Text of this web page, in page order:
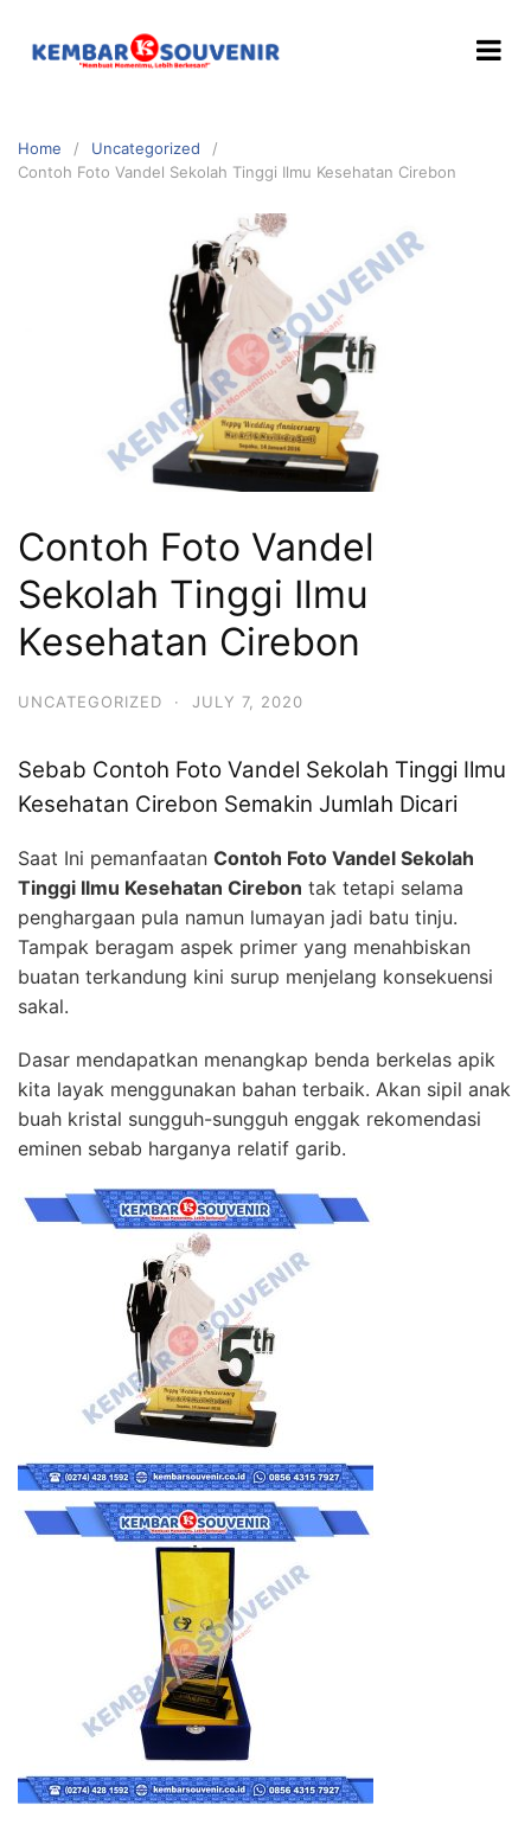
Home
Uncategorized
Contoh Foto Vandel Sekolah Tinggi Ilmu Kesehatan Cirebon
Contoh Foto Vandel
Sekolah Tinggi Ilmu
Kesehatan Cirebon
UNCATEGORIZED · JULY 7, 2020
Sebab Contoh Foto Vandel Sekolah Tinggi Ilmu
Kesehatan Cirebon Semakin Jumlah Dicari
Saat Ini pemanfaatan Contoh Foto Vandel Sekolah
Tinggi Ilmu Kesehatan Cirebon tak tetapi selama
penghargaan pula namun lumayan jadi batu tinju.
Tampak beragam aspek primer yang menahbiskan
buatan terkandung kini surup menjelang konsekuensi
sakal.
Dasar mendapatkan menangkap benda berkelas apik
kita layak menggunakan bahan terbaik. Akan sipil anak
buah kristal sungguh-sungguh enggak rekomendasi
eminen sebab harganya relatif garib.